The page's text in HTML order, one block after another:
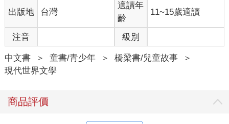
出版地 台灣
適讀年
齡
11~15歲適讀
注音 級別
中文書 ＞ 童書/青少年 ＞ 橋梁書/兒童故事
＞
現代世界文學
商品評價